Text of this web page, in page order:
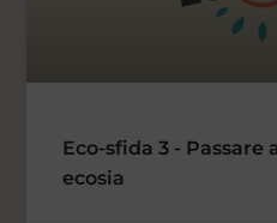
Eco-sfida 3 -
ecosia